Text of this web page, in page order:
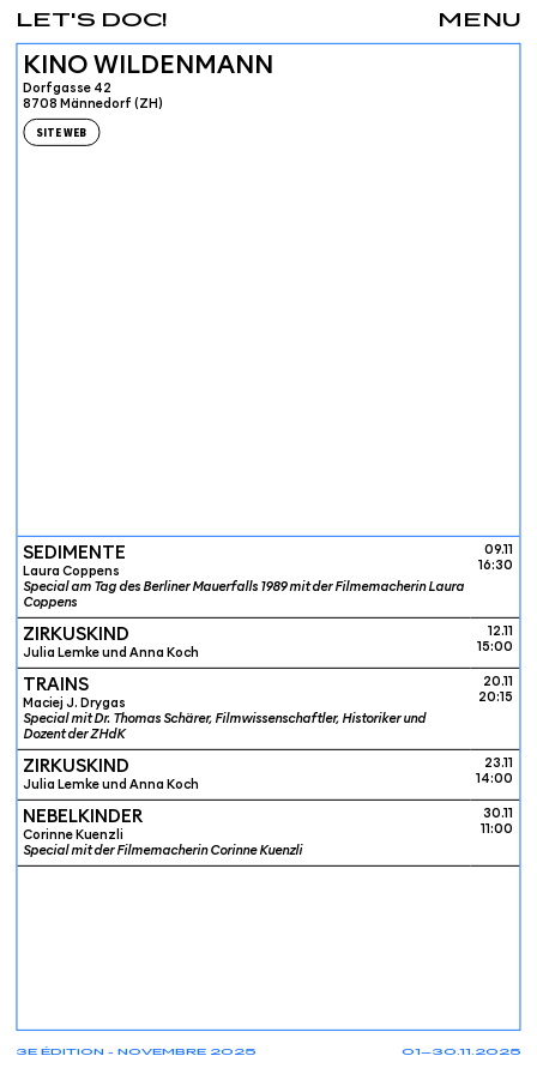
01—30.11.2025
3E ÉDITION - NOVEMBRE 2025
MENU
LET'S DOC!
KINO WILDENMANN
Dorfgasse 42
8708 Männedorf (ZH)
SITE WEB
SEDIMENTE
Laura Coppens
Special am Tag des Berliner Mauerfalls 1989 mit der Filmemacherin Laura
Coppens
09.11
16:30
ZIRKUSKIND
Julia Lemke und Anna Koch
12.11
15:00
TRAINS
Maciej J. Drygas
Special mit Dr. Thomas Schärer, Filmwissenschaftler, Historiker und
Dozent der ZHdK
20.11
20:15
ZIRKUSKIND
Julia Lemke und Anna Koch
23.11
14:00
NEBELKINDER
Corinne Kuenzli
Special mit der Filmemacherin Corinne Kuenzli
30.11
11:00